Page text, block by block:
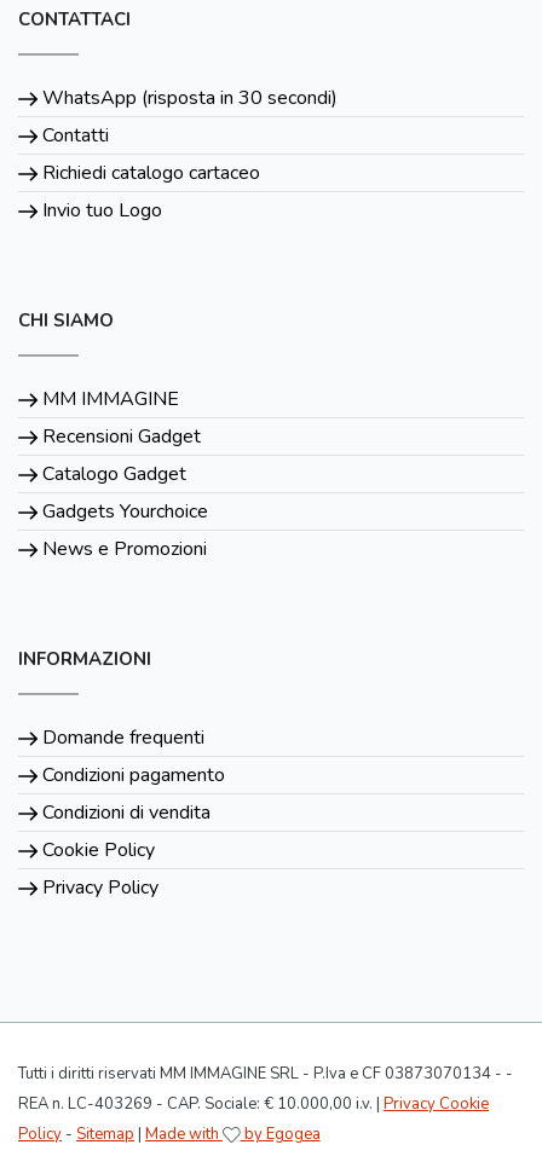
CONTATTACI
WhatsApp (risposta in 30 secondi)
Contatti
Richiedi catalogo cartaceo
Invio tuo Logo
CHI SIAMO
MM IMMAGINE
Recensioni Gadget
Catalogo Gadget
Gadgets Yourchoice
News e Promozioni
INFORMAZIONI
Domande frequenti
Condizioni pagamento
Condizioni di vendita
Cookie Policy
Privacy Policy
Tutti i diritti riservati MM IMMAGINE SRL - P.Iva e CF 03873070134 - -
REA n. LC-403269 - CAP. Sociale: € 10.000,00 i.v. | Privacy Cookie
Policy - Sitemap | Made with by Egogea